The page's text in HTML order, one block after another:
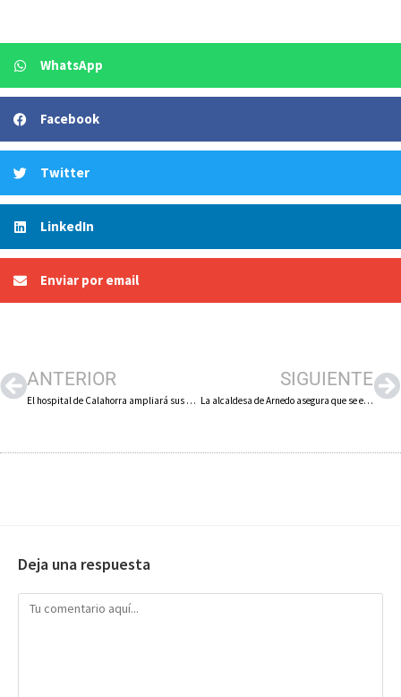
WhatsApp
Facebook
Twitter
LinkedIn
Enviar por email
ANTERIOR
El hospital de Calahorra ampliará sus consultas de 40 a 56 e incorporará un nuevo gimnasio de rehabilitación de 500 metros cuadrados para pacientes adultos y pediátricos
SIGUIENTE
La alcaldesa de Arnedo asegura que se están estudiando todas las alternativas para atender la demanda de plazas de la Escuela de Verano y responde al Partido Popular
Deja una respuesta